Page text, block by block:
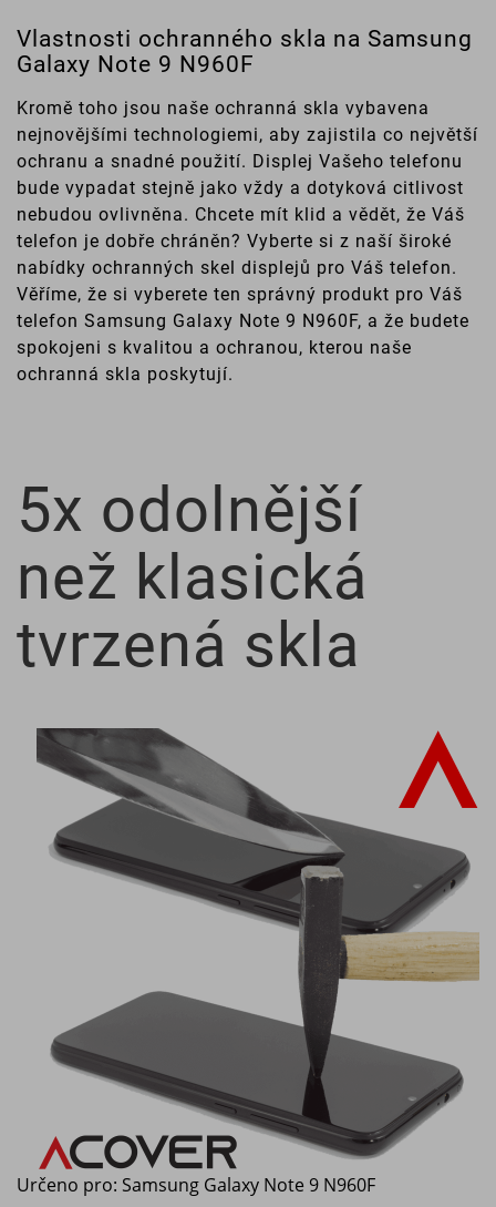
Vlastnosti ochranného skla na Samsung
Galaxy Note 9 N960F
Kromě toho jsou naše ochranná skla vybavena
nejnovějšími technologiemi, aby zajistila co největší
ochranu a snadné použití. Displej Vašeho telefonu
bude vypadat stejně jako vždy a dotyková citlivost
nebudou ovlivněna. Chcete mít klid a vědět, že Váš
telefon je dobře chráněn? Vyberte si z naší široké
nabídky ochranných skel displejů pro Váš telefon.
Věříme, že si vyberete ten správný produkt pro Váš
telefon Samsung Galaxy Note 9 N960F, a že budete
spokojeni s kvalitou a ochranou, kterou naše
ochranná skla poskytují.
5x odolnější
než klasická
tvrzená skla
Určeno pro: Samsung Galaxy Note 9 N960F